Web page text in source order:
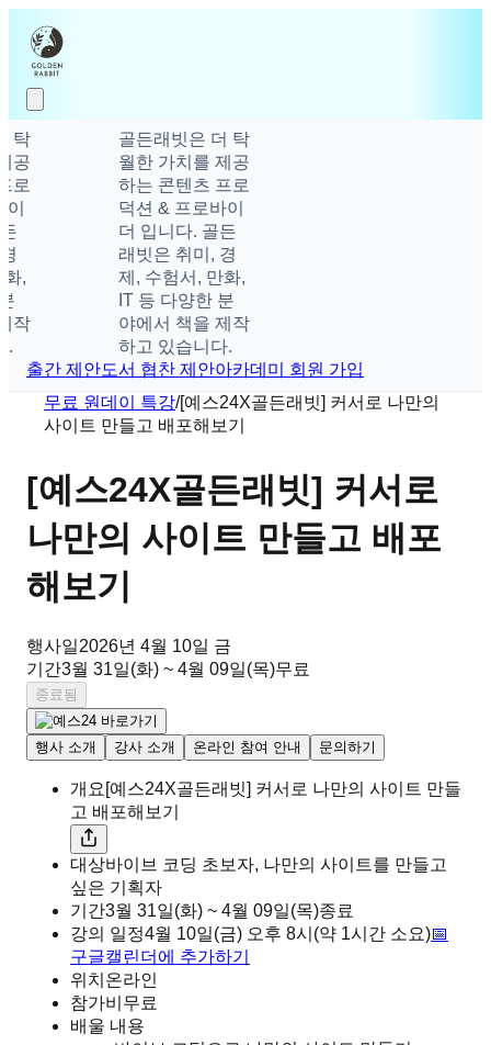
골든래빗은 더 탁
월한 가치를 제공
하는 콘텐츠 프로
덕션 & 프로바이
더 입니다. 골든
래빗은 취미, 경
제, 수험서, 만화,
IT 등 다양한 분
야에서 책을 제작
하고 있습니다.
출간 제안도서 협찬 제안아카데미 회원 가입
무료 원데이 특강/[예스24X골든래빗] 커서로 나만의
사이트 만들고 배포해보기
[예스24X골든래빗] 커서로
나만의 사이트 만들고 배포
해보기
행사일2026년 4월 10일 금
기간3월 31일(화) ~ 4월 09일(목)무료
종료됨
행사 소개 강사 소개 온라인 참여 안내 문의하기
개요 [예스24X골든래빗] 커서로 나만의 사이트 만들
고 배포해보기
대상바이브 코딩 초보자, 나만의 사이트를 만들고
싶은 기획자
기간3월 31일(화) ~ 4월 09일(목)종료
강의 일정4월 10일(금) 오후 8시 (약 1시간 소요)📅
구글캘린더에 추가하기
위치 온라인
참가비 무료
배울 내용